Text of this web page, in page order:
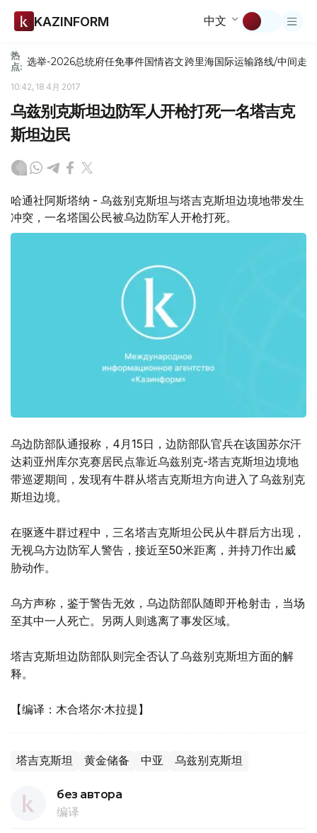
KAZINFORM 中文
热
点: 选举-2026总统府任免事件国情咨文跨里海国际运输路线/中间走廊
10:42, 18 4月 2017
乌兹别克斯坦边防军人开枪打死一名塔吉克
斯坦边民
哈通社阿斯塔纳 - 乌兹别克斯坦与塔吉克斯坦边境地带发生
冲突，一名塔国公民被乌边防军人开枪打死。
乌边防部队通报称，4月15日，边防部队官兵在该国苏尔汗
达莉亚州库尔克赛居民点靠近乌兹别克-塔吉克斯坦边境地
带巡逻期间，发现有牛群从塔吉克斯坦方向进入了乌兹别克
斯坦边境。
在驱逐牛群过程中，三名塔吉克斯坦公民从牛群后方出现，
无视乌方边防军人警告，接近至50米距离，并持刀作出威
胁动作。
乌方声称，鉴于警告无效，乌边防部队随即开枪射击，当场
至其中一人死亡。另两人则逃离了事发区域。
塔吉克斯坦边防部队则完全否认了乌兹别克斯坦方面的解
释。
【编译：木合塔尔·木拉提】
塔吉克斯坦 黄金储备 中亚 乌兹别克斯坦
без автора
编译